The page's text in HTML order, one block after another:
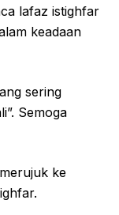
lafaz istighfar
keadaan
sering
Semoga
ke